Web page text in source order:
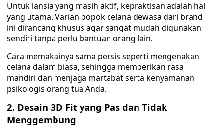
Untuk lansia yang masih aktif, kepraktisan adalah hal
yang utama. Varian popok celana dewasa dari brand
ini dirancang khusus agar sangat mudah digunakan
sendiri tanpa perlu bantuan orang lain.
Cara memakainya sama persis seperti mengenakan
celana dalam biasa, sehingga memberikan rasa
mandiri dan menjaga martabat serta kenyamanan
psikologis orang tua Anda.
2. Desain 3D Fit yang Pas dan Tidak
Menggembung